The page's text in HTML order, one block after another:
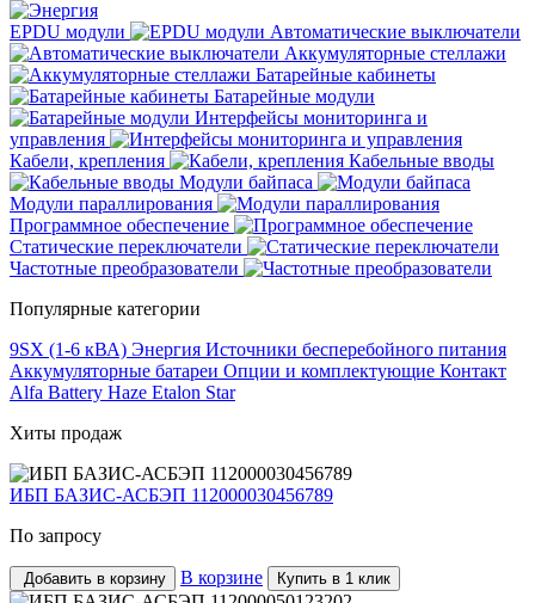
EPDU модули
Автоматические выключатели
Аккумуляторные стеллажи
Батарейные кабинеты
Батарейные модули
Интерфейсы мониторинга и
управления
Кабели, крепления
Кабельные вводы
Модули байпаса
Модули параллирования
Программное обеспечение
Статические переключатели
Частотные преобразователи
Популярные категории
9SX (1-6 кВА) Энергия Источники бесперебойного питания
Аккумуляторные батареи Опции и комплектующие Контакт
Alfa Battery Haze Etalon Star
Хиты продаж
ИБП БАЗИС-АСБЭП 112000030456789
По запросу
Добавить в корзину В корзине Купить в 1 клик